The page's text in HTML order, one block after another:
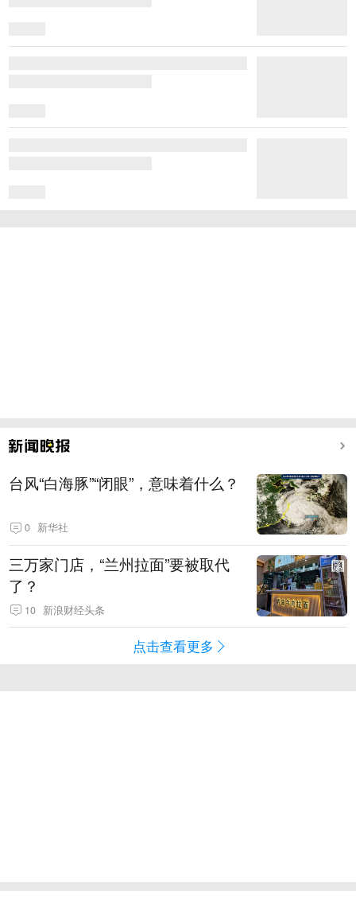
台风“白海豚”“闭眼”，意味着什么？
0 新华社
三万家门店，“兰州拉面”要被取代
了？
10 新浪财经头条
点击查看更多